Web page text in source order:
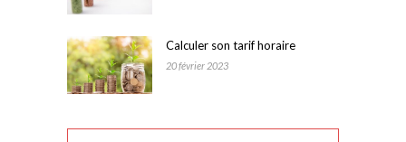
Calculer son tarif horaire
20 février 2023